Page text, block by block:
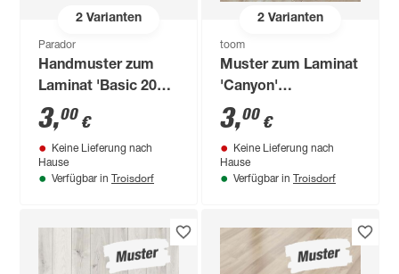
2Varianten
Parador
Handmuster zum
Laminat 'Basic 200'
Akazie grau 7 mm
3,00 €
Keine Lieferung nach
Hause
Verfügbar in Troisdorf
2Varianten
toom
Muster zum Laminat
'Canyon'
Buntschiefer 8 mm
3,00 €
Keine Lieferung nach
Hause
Verfügbar in Troisdorf